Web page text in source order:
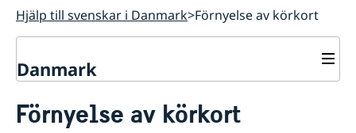
Hjälp till svenskar i Danmark Förnyelse av körkort
Danmark
Hjälp till svenskar i Danmark
Förnyelse av körkort